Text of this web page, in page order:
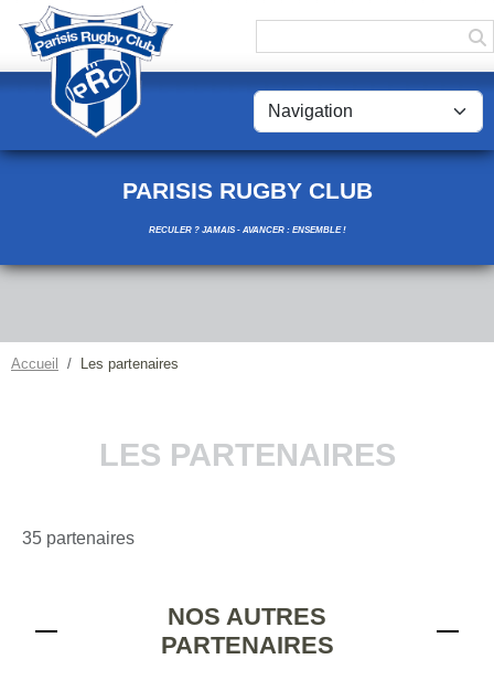
PARISIS RUGBY CLUB
RECULER ? JAMAIS - AVANCER : ENSEMBLE !
Accueil Les partenaires
LES PARTENAIRES
35 partenaires
NOS AUTRES
PARTENAIRES
Panneau de gestion des cookies